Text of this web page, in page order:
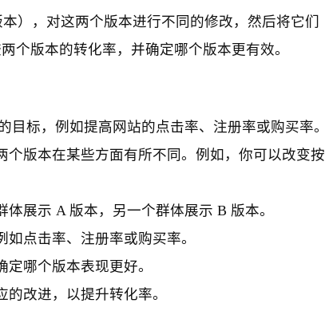
），对这两个版本进行不同的修改，然后将它们
个版本的转化率，并确定哪个版本更有效。
标，例如提高网站的点击率、注册率或购买率。
版本在某些方面有所不同。例如，你可以改变按
展示 A 版本，另一个群体展示 B 版本。
点击率、注册率或购买率。
哪个版本表现更好。
改进，以提升转化率。